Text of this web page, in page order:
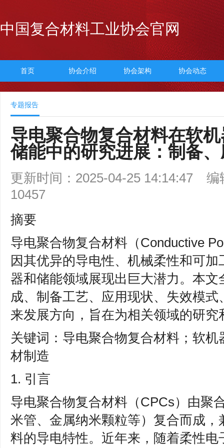
中国复合材料工业协会官网
首页 协会介绍 协会架构 协会动态
专题报告
导电聚合物复合材料在软
储能中的研究进展：制备
更新时间：2025-04-25 14:14:47
编
10457
摘要
导电聚合物复合材料（Conductive
因其优异的导电性、机械柔性和可
器和储能领域展现出巨大潜力。本
成、制备工艺、应用现状、失效模
来发展方向，旨在为相关领域的研究
关键词：导电聚合物复合材料；软
材制造
1. 引言
导电聚合物复合材料（CPCs）由聚
米管、金属纳米颗粒等）复合而成
料的导电特性。近年来，随着柔性